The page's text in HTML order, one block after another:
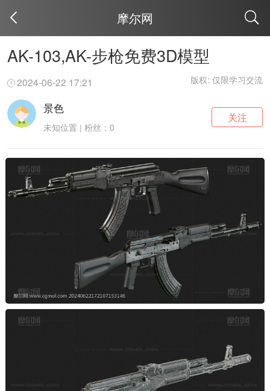
摩尔网
AK-103,AK-步枪免费3D模型
2024-06-22 17:21 版权: 仅限学习交流
景色
未知位置 | 粉丝：0
关注
取消